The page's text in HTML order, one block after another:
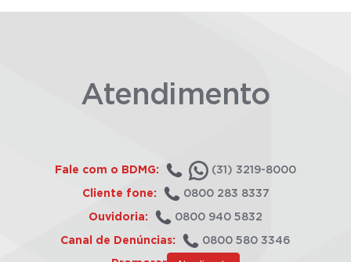
Atendimento
Fale com o BDMG: (31) 3219-8000
Cliente fone: 0800 283 8337
Ouvidoria: 0800 940 5832
Canal de Denúncias: 0800 580 3346